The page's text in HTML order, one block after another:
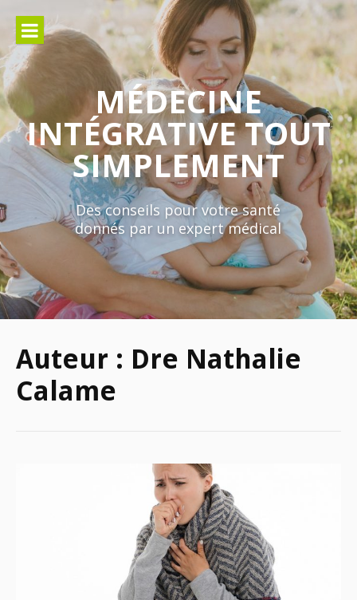
contenu
MÉDECINE
INTÉGRATIVE TOUT
SIMPLEMENT
Des conseils pour votre santé
donnés par un expert médical
Auteur : Dre Nathalie
Calame